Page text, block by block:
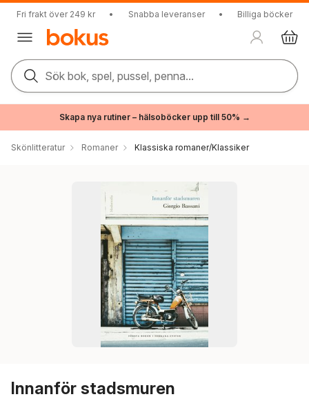
Fri frakt över 249 kr • Snabba leveranser • Billiga böcker
Sök bok, spel, pussel, penna...
Skapa nya rutiner – hälsoböcker upp till 50% →
Skönlitteratur Romaner Klassiska romaner/Klassiker
Innanför stadsmuren